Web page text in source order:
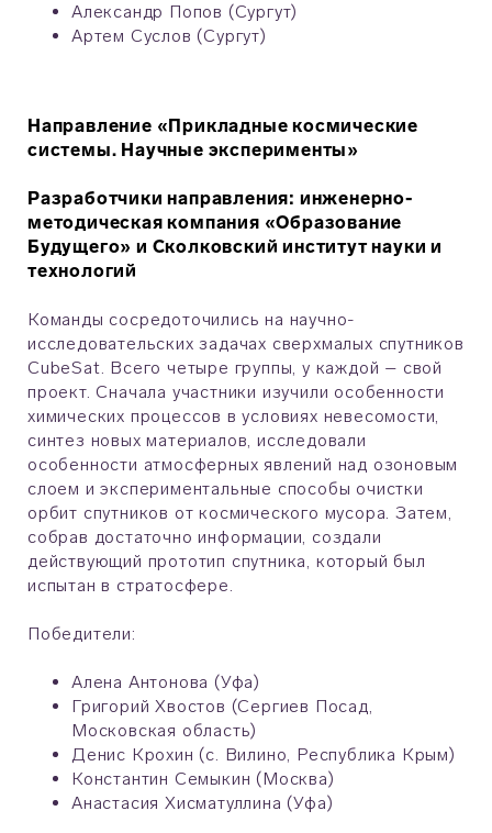
Александр Попов (Сургут)
Артем Суслов (Сургут)
Направление «Прикладные космические
системы. Научные эксперименты»
Разработчики направления: инженерно-
методическая компания «Образование
Будущего» и Сколковский институт науки и
технологий
Команды сосредоточились на научно-
исследовательских задачах сверхмалых спутников
CubeSat. Всего четыре группы, у каждой – свой
проект. Сначала участники изучили особенности
химических процессов в условиях невесомости,
синтез новых материалов, исследовали
особенности атмосферных явлений над озоновым
слоем и экспериментальные способы очистки
орбит спутников от космического мусора. Затем,
собрав достаточно информации, создали
действующий прототип спутника, который был
испытан в стратосфере.
Победители:
Алена Антонова (Уфа)
Григорий Хвостов (Сергиев Посад,
Московская область)
Денис Крохин (с. Вилино, Республика Крым)
Константин Семыкин (Москва)
Анастасия Хисматуллина (Уфа)